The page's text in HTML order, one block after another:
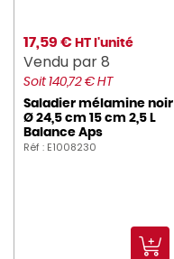
17,59 € HT l'unité
Vendu par 8
Soit 140,72 € HT
Saladier mélamine noir
Ø 24,5 cm 15 cm 2,5 L
Balance Aps
Réf : E1008230